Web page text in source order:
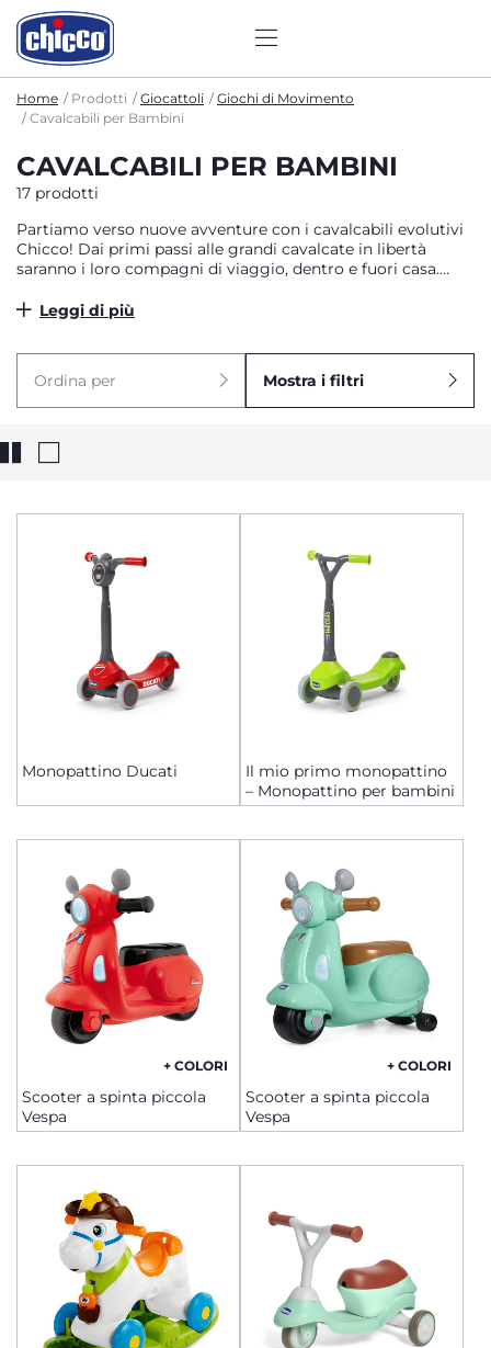
Home Prodotti Giocattoli
Giochi di Movimento
Cavalcabili per Bambini
CAVALCABILI PER BAMBINI
17 prodotti
Partiamo verso nuove avventure con i cavalcabili evolutivi
Chicco! Dai primi passi alle grandi cavalcate in libertà
saranno i loro compagni di viaggio, dentro e fuori casa.
nella loro crescita, incoraggiandoli a muoversi con tante
Leggi di più
Ordina per Mostra i filtri
Monopattino Ducati
Il mio primo monopattino
– Monopattino per bambini
+ COLORI
Scooter a spinta piccola
Vespa
+ COLORI
Scooter a spinta piccola
Vespa